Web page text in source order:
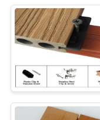
POPROSIĆ
O
WYCENĘ
Pas